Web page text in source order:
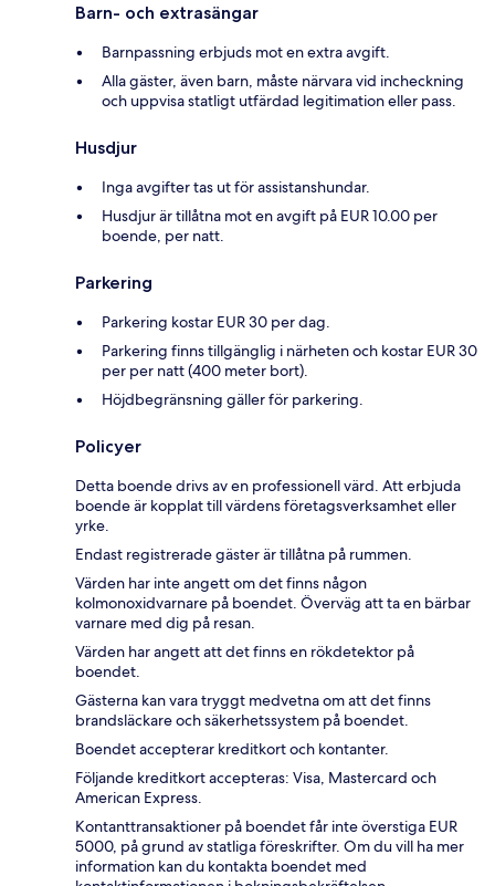
Barn- och extrasängar
Barnpassning erbjuds mot en extra avgift.
Alla gäster, även barn, måste närvara vid incheckning
och uppvisa statligt utfärdad legitimation eller pass.
Husdjur
Inga avgifter tas ut för assistanshundar.
Husdjur är tillåtna mot en avgift på EUR 10.00 per
boende, per natt.
Parkering
Parkering kostar EUR 30 per dag.
Parkering finns tillgänglig i närheten och kostar EUR 30
per per natt (400 meter bort).
Höjdbegränsning gäller för parkering.
Policyer
Detta boende drivs av en professionell värd. Att erbjuda
boende är kopplat till värdens företagsverksamhet eller
yrke.
Endast registrerade gäster är tillåtna på rummen.
Värden har inte angett om det finns någon
kolmonoxidvarnare på boendet. Överväg att ta en bärbar
varnare med dig på resan.
Värden har angett att det finns en rökdetektor på
boendet.
Gästerna kan vara tryggt medvetna om att det finns
brandsläckare och säkerhetssystem på boendet.
Boendet accepterar kreditkort och kontanter.
Följande kreditkort accepteras: Visa, Mastercard och
American Express.
Kontanttransaktioner på boendet får inte överstiga EUR
5000, på grund av statliga föreskrifter. Om du vill ha mer
information kan du kontakta boendet med